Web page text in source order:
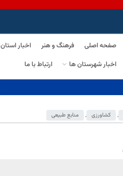
صفحه اصلی فرهنگ و هنر اخبار استان
اخبار شهرستان ها
ارتباط با ما
, کشاورزی , منابع طبیعی